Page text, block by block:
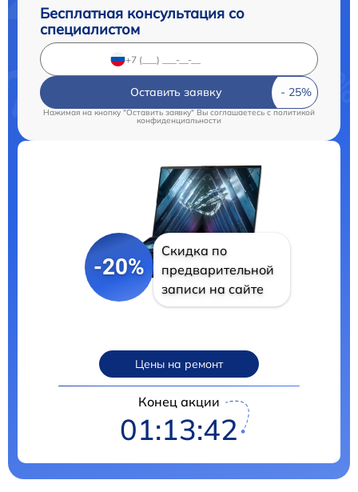
Бесплатная консультация со
специалистом
Оставить заявку
Нажимая на кнопку "Оставить заявку" Вы соглашаетесь c политикой
конфиденциальности
-20%
Скидка по
предварительной
записи на сайте
Цены на ремонт
Конец акции
01:13:41